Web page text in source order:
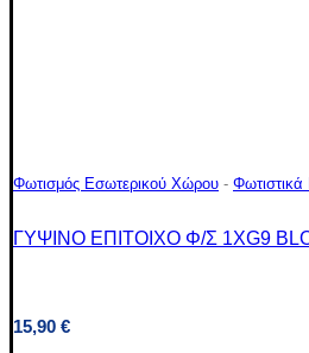
Φωτισμός Εσωτερικού Χώρου - Φωτιστικά
ΓΥΨΙΝΟ ΕΠΙΤΟΙΧΟ Φ/Σ 1XG9
15,90 €